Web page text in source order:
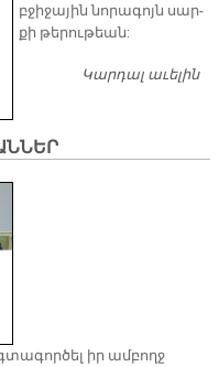
բջի­ջա­յին նո­րա­գոյն սար­
քի թե­րու­թեան:
Կարդալ աւելին
իր ամբողջ